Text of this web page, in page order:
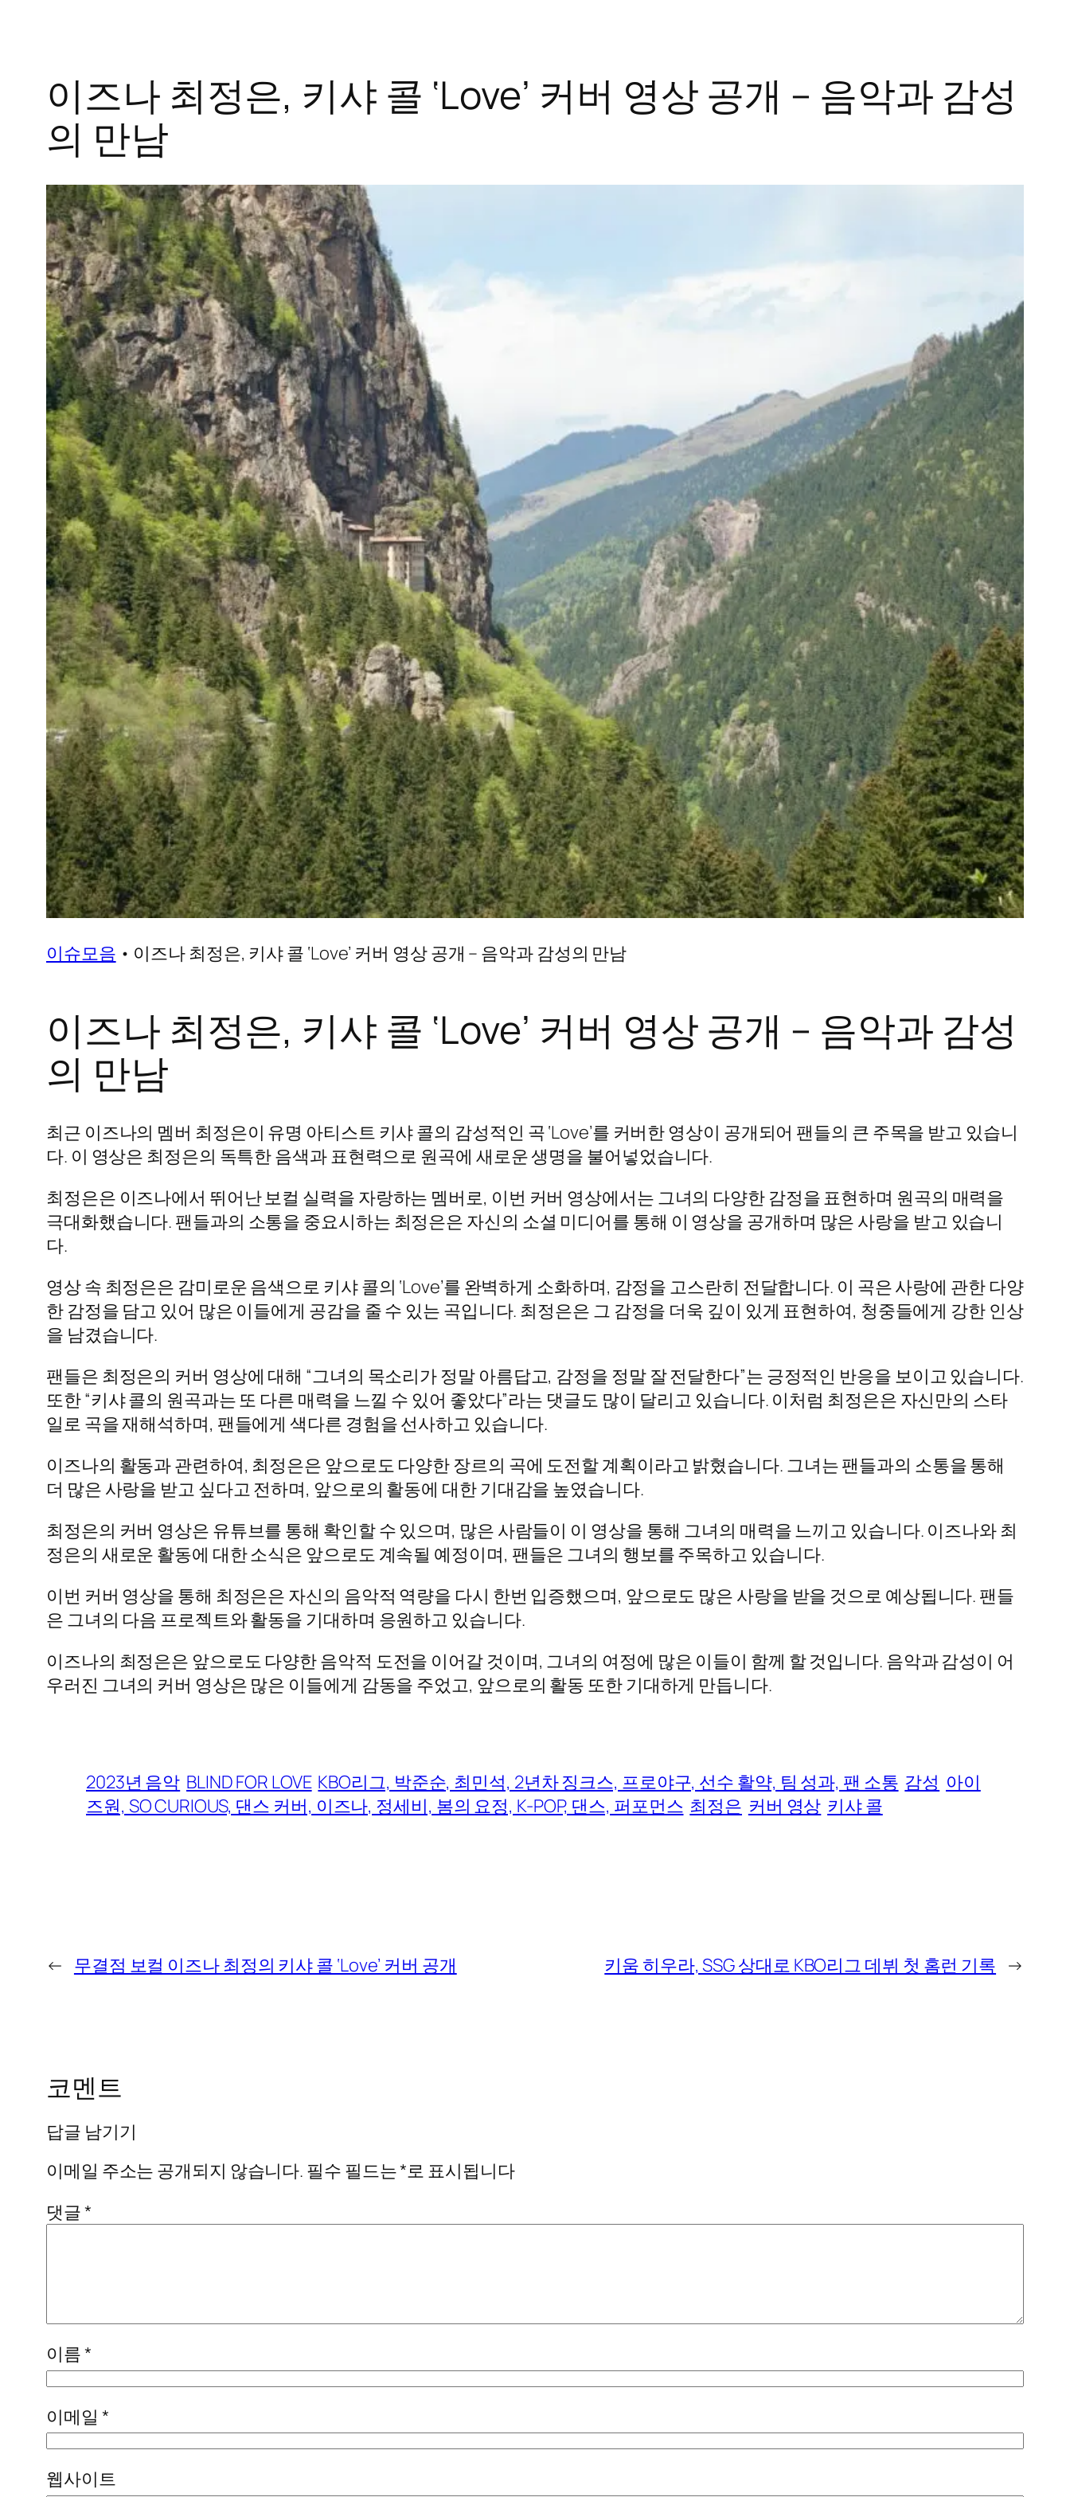
이즈나 최정은, 키샤 콜 ‘Love’ 커버 영상 공개 – 음악과 감성
의 만남
이슈모음 • 이즈나 최정은, 키샤 콜 ‘Love’ 커버 영상 공개 – 음악과 감성의 만남
이즈나 최정은, 키샤 콜 ‘Love’ 커버 영상 공개 – 음악과 감성
의 만남
최근 이즈나의 멤버 최정은이 유명 아티스트 키샤 콜의 감성적인 곡 ‘Love’를 커버한 영상이 공개되어 팬들의 큰 주목을 받고 있습니
다. 이 영상은 최정은의 독특한 음색과 표현력으로 원곡에 새로운 생명을 불어넣었습니다.
최정은은 이즈나에서 뛰어난 보컬 실력을 자랑하는 멤버로, 이번 커버 영상에서는 그녀의 다양한 감정을 표현하며 원곡의 매력을
극대화했습니다. 팬들과의 소통을 중요시하는 최정은은 자신의 소셜 미디어를 통해 이 영상을 공개하며 많은 사랑을 받고 있습니
다.
영상 속 최정은은 감미로운 음색으로 키샤 콜의 ‘Love’를 완벽하게 소화하며, 감정을 고스란히 전달합니다. 이 곡은 사랑에 관한 다양
한 감정을 담고 있어 많은 이들에게 공감을 줄 수 있는 곡입니다. 최정은은 그 감정을 더욱 깊이 있게 표현하여, 청중들에게 강한 인상
을 남겼습니다.
팬들은 최정은의 커버 영상에 대해 “그녀의 목소리가 정말 아름답고, 감정을 정말 잘 전달한다”는 긍정적인 반응을 보이고 있습니다.
또한 “키샤 콜의 원곡과는 또 다른 매력을 느낄 수 있어 좋았다”라는 댓글도 많이 달리고 있습니다. 이처럼 최정은은 자신만의 스타
일로 곡을 재해석하며, 팬들에게 색다른 경험을 선사하고 있습니다.
이즈나의 활동과 관련하여, 최정은은 앞으로도 다양한 장르의 곡에 도전할 계획이라고 밝혔습니다. 그녀는 팬들과의 소통을 통해
더 많은 사랑을 받고 싶다고 전하며, 앞으로의 활동에 대한 기대감을 높였습니다.
최정은의 커버 영상은 유튜브를 통해 확인할 수 있으며, 많은 사람들이 이 영상을 통해 그녀의 매력을 느끼고 있습니다. 이즈나와 최
정은의 새로운 활동에 대한 소식은 앞으로도 계속될 예정이며, 팬들은 그녀의 행보를 주목하고 있습니다.
이번 커버 영상을 통해 최정은은 자신의 음악적 역량을 다시 한번 입증했으며, 앞으로도 많은 사랑을 받을 것으로 예상됩니다. 팬들
은 그녀의 다음 프로젝트와 활동을 기대하며 응원하고 있습니다.
이즈나의 최정은은 앞으로도 다양한 음악적 도전을 이어갈 것이며, 그녀의 여정에 많은 이들이 함께 할 것입니다. 음악과 감성이 어
우러진 그녀의 커버 영상은 많은 이들에게 감동을 주었고, 앞으로의 활동 또한 기대하게 만듭니다.
2023년 음악 BLIND FOR LOVE KBO리그, 박준순, 최민석, 2년차 징크스, 프로야구, 선수 활약, 팀 성과, 팬 소통 감성 아이
즈원, SO CURIOUS, 댄스 커버, 이즈나, 정세비, 봄의 요정, K-POP, 댄스, 퍼포먼스 최정은 커버 영상 키샤 콜
← 무결점 보컬 이즈나 최정의 키샤 콜 ‘Love’ 커버 공개 키움 히우라, SSG 상대로 KBO리그 데뷔 첫 홈런 기록 →
코멘트
답글 남기기
이메일 주소는 공개되지 않습니다. 필수 필드는*로 표시됩니다
댓글*
이름*
이메일 *
웹사이트